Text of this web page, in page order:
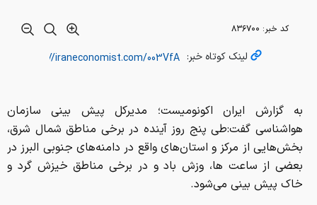
کد خبر: ۸۳۶۷۰۰
لینک کوتاه خبر:
به گزارش ایران اکونومیست؛ مدیرکل پیش بینی سازمان
هواشناسی گفت:طی پنج روز آینده در برخی مناطق شمال شرق،
بخش‌هایی از مرکز و استان‌های واقع در دامنه‌های جنوبی البرز در
بعضی از ساعت ها، وزش باد و در برخی مناطق خیزش گرد و
خاک پیش بینی می‌شود.